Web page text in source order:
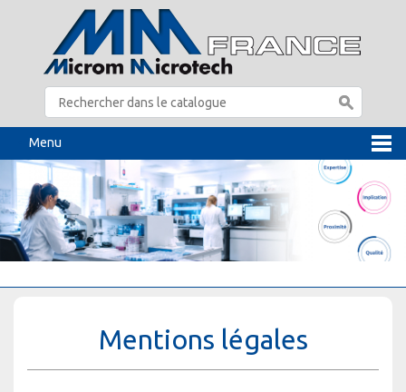
Menu
Mentions légales